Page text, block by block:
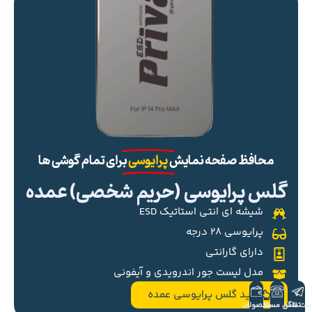
محافظ صفحه نمایشپرایوسیبرای تمام گوشی ها
گلس پرایوسی (حریم شخصی) عمده
شیشه ای انتی استاتیک ESD
پرایوسی ۲۸ درجه
دارای گارانتی
مدل لیست جور اندرویدی و آیفونی
خرید گلس پرایوسی عمده
تلگرام
تماس مستقیم
محصولات